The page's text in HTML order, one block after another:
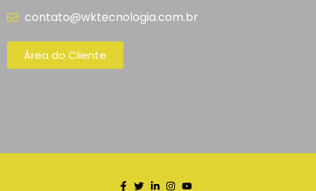
contato@wktecnologia.com.br
Área do Cliente